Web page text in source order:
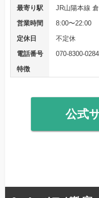
最寄り駅
JR山陽本線
営業時間
8:00〜22:00
定休日
不定休
電話番号
070-8300-0284
特徴
公式